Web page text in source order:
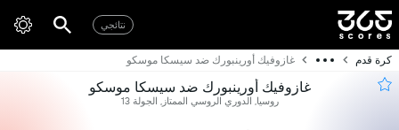
نتائجي
كرة قدم غازوفيك أورينبورك ضد سيسكا موسكو
غازوفيك أورينبورك ضد سيسكا موسكو
روسيا, الدوري الروسي الممتاز, الجولة 13